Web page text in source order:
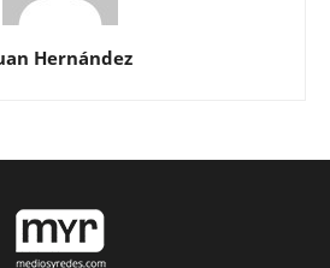
Hernández